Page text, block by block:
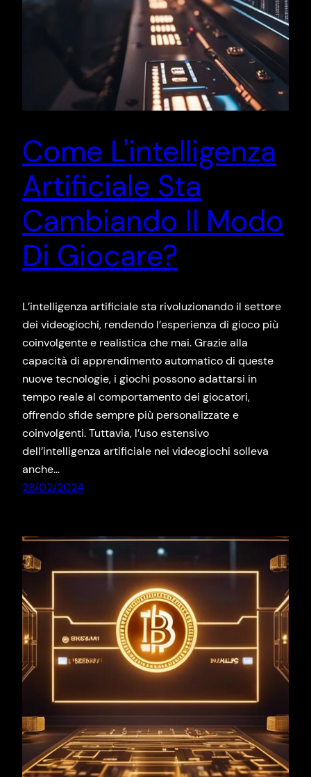
Come L'intelligenza
Artificiale Sta
Cambiando Il Modo
Di Giocare?
L’intelligenza artificiale sta rivoluzionando il settore
dei videogiochi, rendendo l’esperienza di gioco più
coinvolgente e realistica che mai. Grazie alla
capacità di apprendimento automatico di queste
nuove tecnologie, i giochi possono adattarsi in
tempo reale al comportamento dei giocatori,
offrendo sfide sempre più personalizzate e
coinvolgenti. Tuttavia, l’uso estensivo
dell’intelligenza artificiale nei videogiochi solleva
anche…
28/02/2024